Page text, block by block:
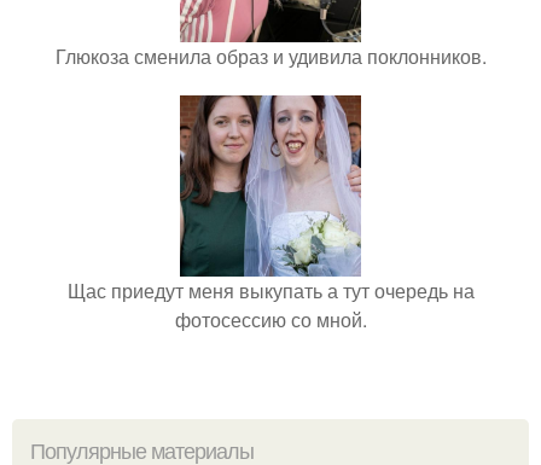
Глюкоза сменила образ и удивила поклонников.
Щас приедут меня выкупать а тут очередь на
фотосессию со мной.
Популярные материалы